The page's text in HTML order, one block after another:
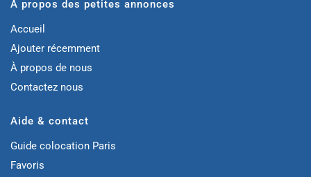
À propos des petites annonces
Accueil
Ajouter récemment
À propos de nous
Contactez nous
Aide & contact
Guide colocation Paris
Favoris